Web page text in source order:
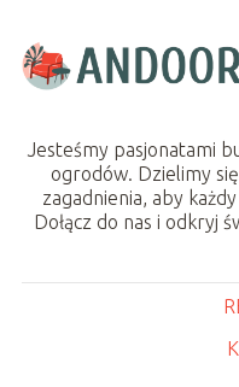
Jesteśmy pasjonatami
ogrodów. Dzielimy
zagadnienia, aby
Dołącz do nas i odkryj